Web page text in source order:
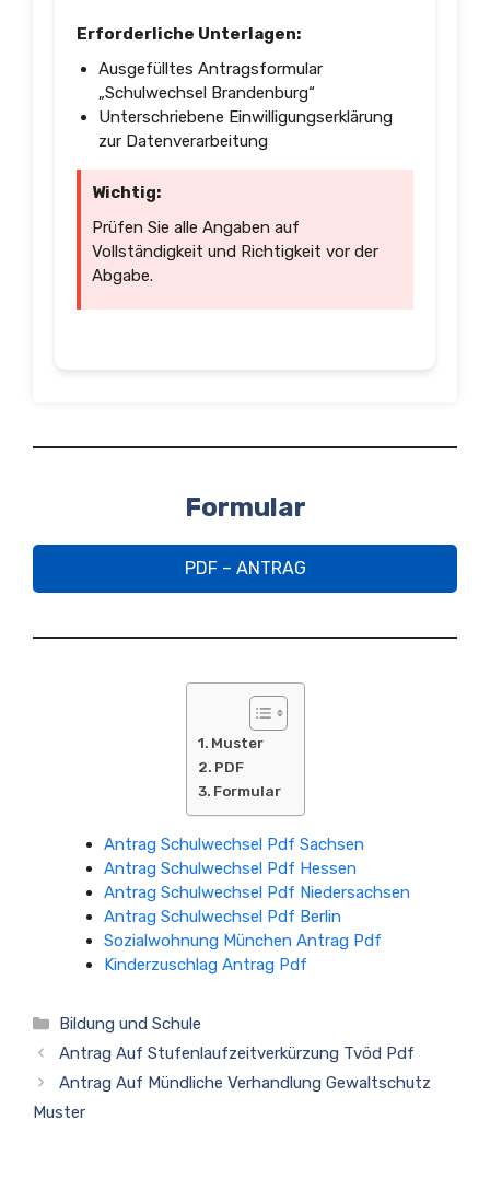
Erforderliche Unterlagen:
Ausgefülltes Antragsformular
„Schulwechsel Brandenburg“
Unterschriebene Einwilligungserklärung
zur Datenverarbeitung
Wichtig:
Prüfen Sie alle Angaben auf
Vollständigkeit und Richtigkeit vor der
Abgabe.
Formular
PDF – ANTRAG
Muster
PDF
Formular
Antrag Schulwechsel Pdf Sachsen
Antrag Schulwechsel Pdf Hessen
Antrag Schulwechsel Pdf Niedersachsen
Antrag Schulwechsel Pdf Berlin
Sozialwohnung München Antrag Pdf
Kinderzuschlag Antrag Pdf
Kategorien
Bildung und Schule
Antrag Auf Stufenlaufzeitverkürzung Tvöd Pdf
Antrag Auf Mündliche Verhandlung Gewaltschutz
Muster